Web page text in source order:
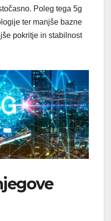
Poleg tega 5g
ter manjše bazne
pokritje in stabilnost